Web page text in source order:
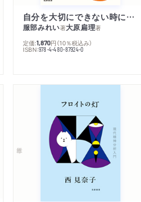
自分を大切にできない時に読む本
服部みれい著大原扁理著
定価:1,870円 （10％税込み）
ISBN:978-4-480-87924-0